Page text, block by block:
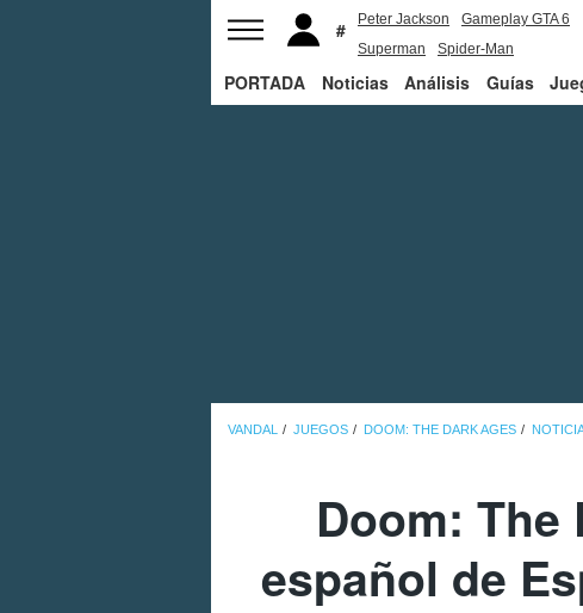
Peter Jackson
Gameplay GTA 6
Superman
Spider-Man
PORTADA Noticias Análisis Guías
VANDAL JUEGOS DOOM: THE DARK AGES
Doom: The
español de